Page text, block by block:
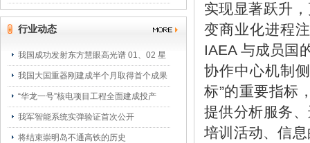
实现显著跃升
变商业化进程
IAEA 与成员国
协作中心机制
标”的重要指标
提供分析服务
培训活动、信
行业动态
我国成功发射东方慧眼高光谱 01、02 星
我国大国重器刚建成半个月取得首个成果
“华龙一号”核电项目工程全面建成投产
我军智能系统实弹验证首次公开
将结束崇明岛不通高铁的历史